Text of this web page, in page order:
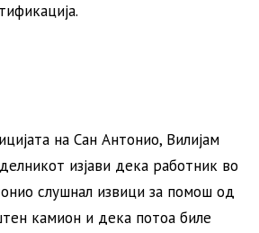
на Сан Антонио, Вилијам
изјави дека работник во
слушнал извици за помош од
камион и дека потоа биле